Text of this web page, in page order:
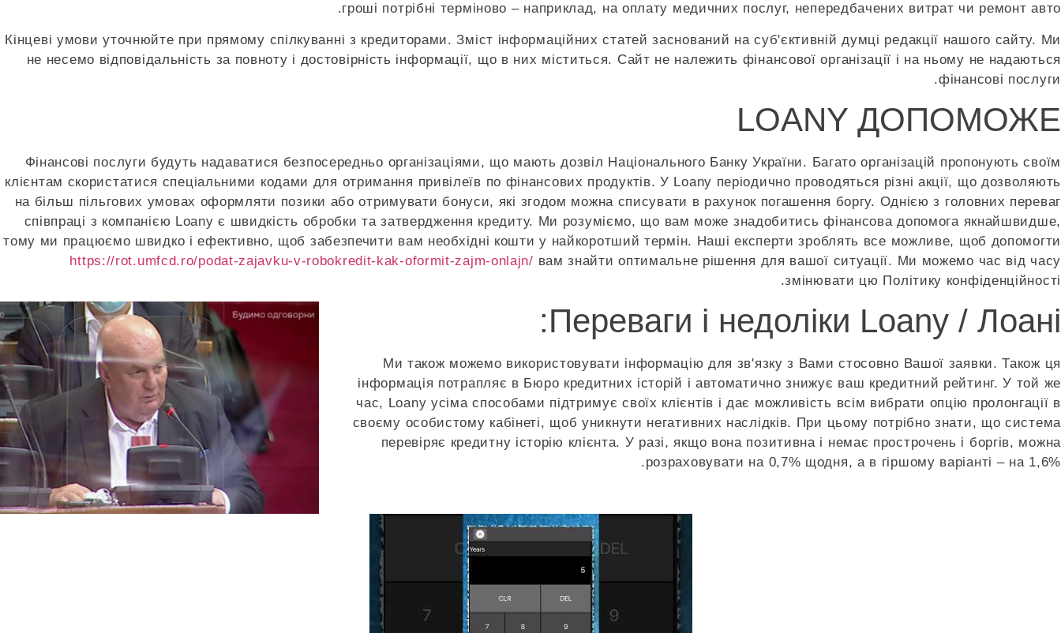
гроші потрібні терміново – наприклад, на оплату медичних послуг, непередбачених витрат чи ремонт авто.
Кінцеві умови уточнюйте при прямому спілкуванні з кредиторами. Зміст інформаційних статей заснований на суб'єктивній думці редакції нашого сайту. Ми
не несемо відповідальність за повноту і достовірність інформації, що в них міститься. Сайт не належить фінансової організації і на ньому не надаються
фінансові послуги.
LOANY ДОПОМОЖЕ
Фінансові послуги будуть надаватися безпосередньо організаціями, що мають дозвіл Національного Банку України. Багато організацій пропонують своїм
клієнтам скористатися спеціальними кодами для отримання привілеїв по фінансових продуктів. У Loany періодично проводяться різні акції, що дозволяють
на більш пільгових умовах оформляти позики або отримувати бонуси, які згодом можна списувати в рахунок погашення боргу. Однією з головних переваг
співпраці з компанією Loany є швидкість обробки та затвердження кредиту. Ми розуміємо, що вам може знадобитись фінансова допомога якнайшвидше,
тому ми працюємо швидко і ефективно, щоб забезпечити вам необхідні кошти у найкоротший термін. Наші експерти зроблять все можливе, щоб допомогти
https://rot.umfcd.ro/podat-zajavku-v-robokredit-kak-oformit-zajm-onlajn/ вам знайти оптимальне рішення для вашої ситуації. Ми можемо час від часу
змінювати цю Політику конфіденційності.
Переваги і недоліки Loany / Лоані:
Ми також можемо використовувати інформацію для зв'язку з Вами стосовно Вашої заявки. Також ця
інформація потрапляє в Бюро кредитних історій і автоматично знижує ваш кредитний рейтинг. У той же
час, Loany усіма способами підтримує своїх клієнтів і дає можливість всім вибрати опцію пролонгації в
своєму особистому кабінеті, щоб уникнути негативних наслідків. При цьому потрібно знати, що система
перевіряє кредитну історію клієнта. У разі, якщо вона позитивна і немає прострочень і боргів, можна
розраховувати на 0,7% щодня, а в гіршому варіанті – на 1,6%.